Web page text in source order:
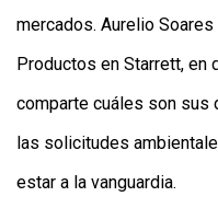
mercados. Aurelio
Productos en Starrett, en
comparte cuáles son sus
las solicitudes
estar a la vanguardia.